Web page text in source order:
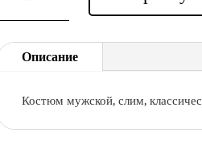
Описание
Костюм мужской, слим,